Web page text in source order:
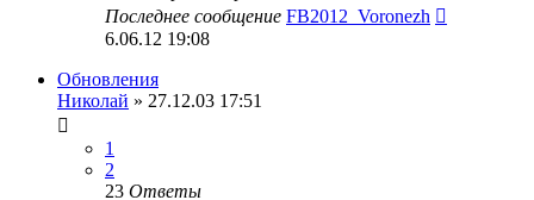
Последнее сообщение FB2012_Voronezh
6.06.12 19:08
Обновления
Николай » 27.12.03 17:51
1
2
23 Ответы